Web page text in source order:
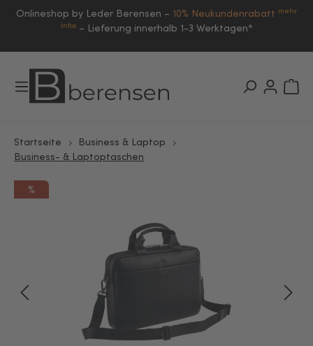
Onlineshop by Leder Berensen – 10% Neukundenrabatt mehr
Infos – Lieferung innerhalb 1-3 Werktagen*
Startseite
Business & Laptop
Business- & Laptoptaschen
%